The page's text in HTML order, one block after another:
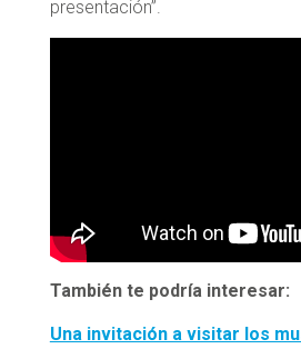
presentación”.
También te podría interesar:
Una invitación a visitar los